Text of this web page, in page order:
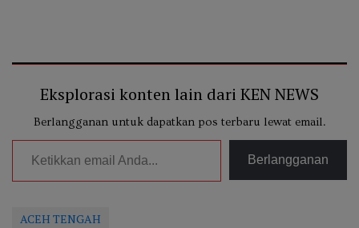
Eksplorasi konten lain dari KEN NEWS
Berlangganan untuk dapatkan pos terbaru lewat email.
Ketikkan email Anda...
Berlangganan
ACEH TENGAH